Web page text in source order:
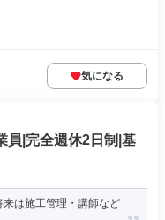
気になる
員|完全週休2日制|基
は施工管理・講師など